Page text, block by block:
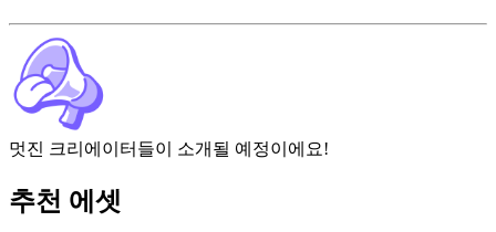
멋진 크리에이터들이 소개될 예정이에요!
추천 에셋